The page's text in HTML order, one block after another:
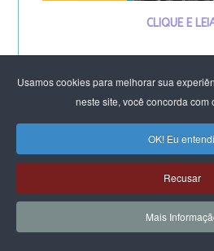
Usamos cookies para melhorar sua
neste site, você concorda com
OK! Eu
Recusar
Mais
CLIQUE E
Por que os
matar as
&
Feminicídio: “A
propriedade é
Entrevista